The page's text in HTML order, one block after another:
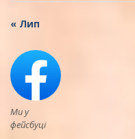
« Лип
Ми у
фейсбуці